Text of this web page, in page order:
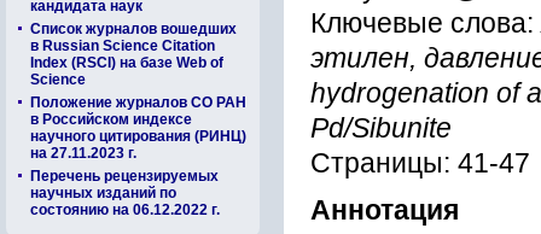
кандидата наук
Список журналов вошедших
в Russian Science Citation
Index (RSCI) на базе Web of
Science
Положение журналов СО РАН
в Российском индексе
научного цитирования (РИНЦ)
на 27.11.2023 г.
Перечень рецензируемых
научных изданий по
состоянию на 06.12.2022 г.
Ключевые слова:
этилен,
hydrogenation of
Pd/Sibunite
Страницы: 41-47
Аннотация